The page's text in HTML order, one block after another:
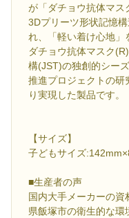
が「ダチョウ抗体マス
3Dプリーツ形状記憶
れ、「軽い着け心地」
ダチョウ抗体マスク
構(JST)の独創的シー
推進プロジェクトの研
り実現した製品です。
【サイズ】
子どもサイズ
■生産者の声
国内大手メーカーの
県飯塚市の衛生的な